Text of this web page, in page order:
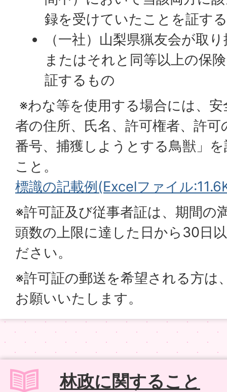
録を受けていたことを証す
（一社）山梨県猟友会が取
またはそれと同等以上の保
証するもの
※わな等を使用する場合には、
者の住所、氏名、許可権者、許
番号、捕獲しようとする鳥獣」
こと。
標識の記載例(Excelファイル
※許可証及び従事者証は、期間の
頭数の上限に達した日から30日
ださい。
※許可証の郵送を希望される方は
お願いいたします。
林政に関すること